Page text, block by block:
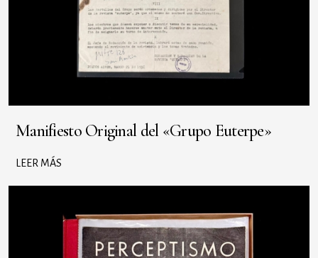
Manifiesto Original del «Grupo Euterpe»
LEER MÁS